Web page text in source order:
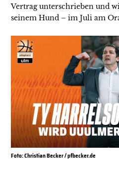
Vertrag unterschrieben und
seinem Hund – im Juli am
Foto: Christian Becker / pfbecker.de